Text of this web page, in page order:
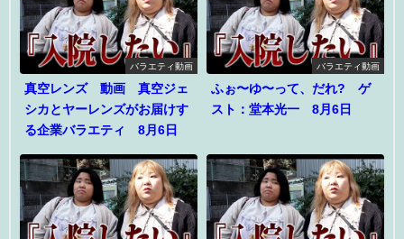
バラエティ動画
真空レンズ 動画 真空ジェ
シカとヤーレンズがお届けす
る企業バラエティ 8月6日
バラエティ動画
ふぉ〜ゆ〜って、だれ? ゲ
スト：堂本光一 8月6日